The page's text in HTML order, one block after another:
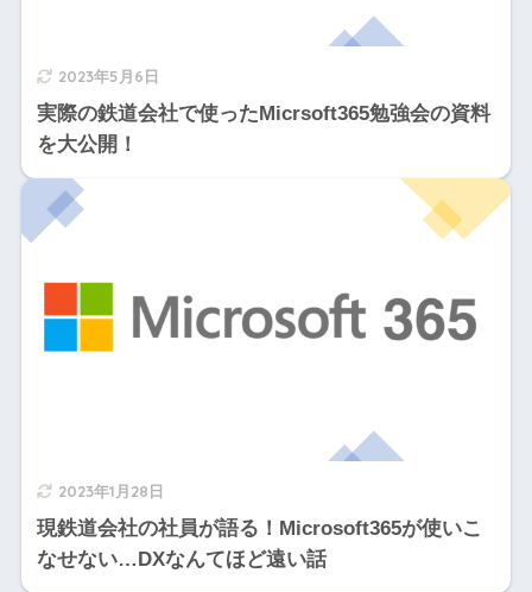
2023年5月6日
実際の鉄道会社で使ったMicrsoft365勉強会の資料
を大公開！
2023年1月28日
現鉄道会社の社員が語る！Microsoft365が使いこ
なせない…DXなんてほど遠い話